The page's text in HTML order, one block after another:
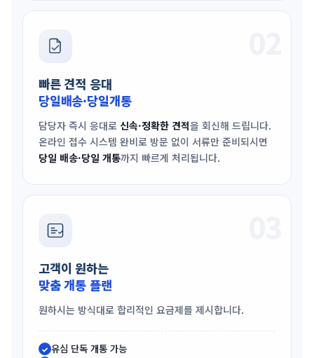
빠른 견적 응대
당일배송·당일개통
담당자 즉시 응대로 신속·정확한 견적을 회신해 드립니다.
온라인 접수 시스템 완비로 방문 없이 서류만 준비되시면
당일 배송·당일 개통까지 빠르게 처리됩니다.
고객이 원하는
맞춤 개통 플랜
원하시는 방식대로 합리적인 요금제를 제시합니다.
✓ 유심 단독 개통 가능